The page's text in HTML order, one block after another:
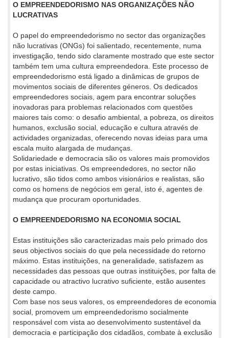
O EMPREENDEDORISMO NAS ORGANIZAÇÕES NÃO
LUCRATIVAS
O papel do empreendedorismo no sector das organizações
não lucrativas (ONGs) foi salientado, recentemente, numa
investigação, tendo sido claramente mostrado que este sector
também tem uma cultura empreendedora. Este processo de
empreendedorismo está ligado a dinâmicas de grupos de
movimentos sociais de diferentes géneros. Os dedicados
empreendedores sociais, agem para encontrar soluções
inovadoras para problemas relacionados com questões
maiores tais como: o desafio ambiental, a pobreza, os direitos
humanos, exclusão social, educação e cultura através de
actividades organizadas, oferecendo novas ideias para uma
escala muito alargada de mudanças.
Solidariedade e democracia são os valores mais promovidos
por estas iniciativas. Os empreendedores, no sector não
lucrativo, são tidos como ambos visionários e realistas, são
como os homens de negócios em geral, isto é, agentes de
mudança que procuram oportunidades.
O EMPREENDEDORISMO NA ECONOMIA SOCIAL
Estas instituições são caracterizadas mais pelo primado dos
seus objectivos sociais do que pela necessidade do retorno
máximo. Estas instituições, na generalidade, satisfazem as
necessidades das pessoas que outras instituições, por falta de
capacidade ou atractivo lucrativo suficiente, estão ausentes
deste campo.
Com base nos seus valores, os empreendedores de economia
social, promovem um empreendedorismo socialmente
responsável com vista ao desenvolvimento sustentável da
democracia e participação dos cidadãos, combate à exclusão